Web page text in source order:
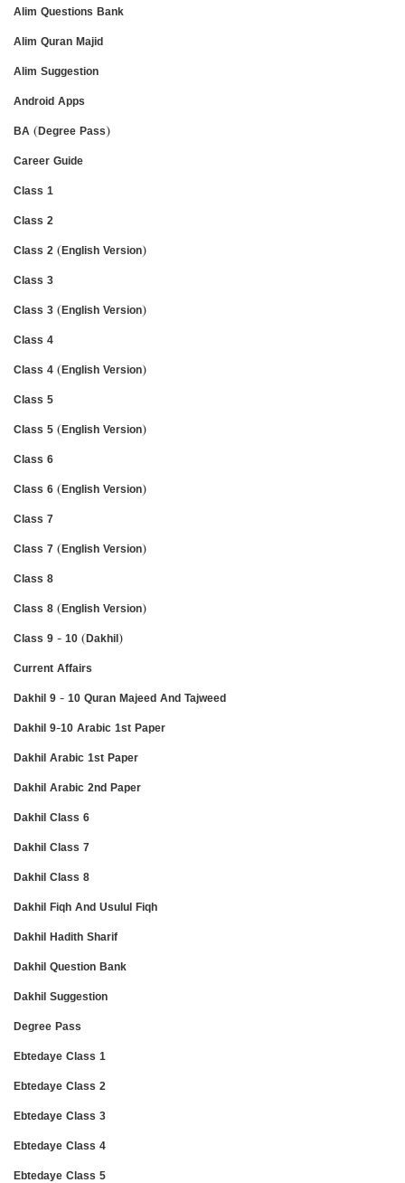
Alim Questions Bank
Alim Quran Majid
Alim Suggestion
Android Apps
BA (Degree Pass)
Career Guide
Class 1
Class 2
Class 2 (English Version)
Class 3
Class 3 (English Version)
Class 4
Class 4 (English Version)
Class 5
Class 5 (English Version)
Class 6
Class 6 (English Version)
Class 7
Class 7 (English Version)
Class 8
Class 8 (English Version)
Class 9 - 10 (Dakhil)
Current Affairs
Dakhil 9 - 10 Quran Majeed And Tajweed
Dakhil 9-10 Arabic 1st Paper
Dakhil Arabic 1st Paper
Dakhil Arabic 2nd Paper
Dakhil Class 6
Dakhil Class 7
Dakhil Class 8
Dakhil Fiqh And Usulul Fiqh
Dakhil Hadith Sharif
Dakhil Question Bank
Dakhil Suggestion
Degree Pass
Ebtedaye Class 1
Ebtedaye Class 2
Ebtedaye Class 3
Ebtedaye Class 4
Ebtedaye Class 5